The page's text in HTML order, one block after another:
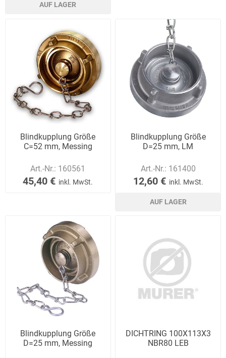
AUF LAGER
Blindkupplung Größe
C=52 mm, Messing
Art.-Nr.: 160561
45,40 € inkl. MwSt.
Blindkupplung Größe
D=25 mm, LM
Art.-Nr.: 161400
12,60 € inkl. MwSt.
AUF LAGER
Blindkupplung Größe
D=25 mm, Messing
DICHTRING 100X113X3
NBR80 LEB